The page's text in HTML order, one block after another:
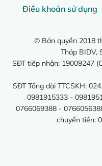
Điều khoản sử dụng
© Bản quyền 2018
Tháp BIDV,
SĐT tiếp nhận: 19009247
SĐT Tổng đài TTCSKH:
0981915333 -
0766069388 -
chuyển tiền: